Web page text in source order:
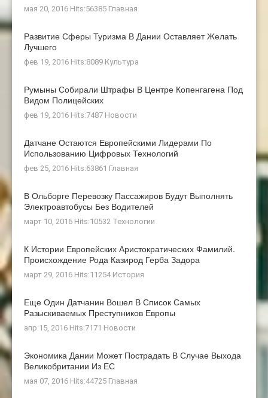
мая 20, 2016 Hits:56385 Главная
Развитие Сферы Туризма В Дании Оставляет Желать
Лучшего
фев 19, 2016 Hits:8089 Культура
Румыны Собирали Штрафы В Центре Копенгагена Под
Видом Полицейских
фев 19, 2016 Hits:7487 Новости
Датчане Остаются Европейскими Лидерами По
Использованию Цифровых Технологий
фев 25, 2016 Hits:63861 Главная
В Ольборге Перевозку Пассажиров Будут Выполнять
Электроавтобусы Без Водителей
март 10, 2016 Hits:10532 Технологии
К Истории Европейских Аристократических Фамилий.
Происхождение Рода Казирод Герба Задора
март 29, 2016 Hits:11254 История
Еще Один Датчанин Вошел В Список Самых
Разыскиваемых Преступников Европы
апр 15, 2016 Hits:7171 Новости
Экономика Дании Может Пострадать В Случае Выхода
Великобритании Из ЕС
мая 07, 2016 Hits:44725 Главная